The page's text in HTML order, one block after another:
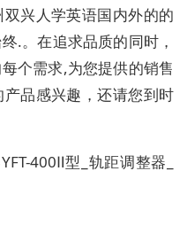
兴人学英语国内外的的
.。在追求品质的同时，
个需求,为您提供的销售
品感兴趣，还请您到时
400Ⅱ型_轨距调整器_